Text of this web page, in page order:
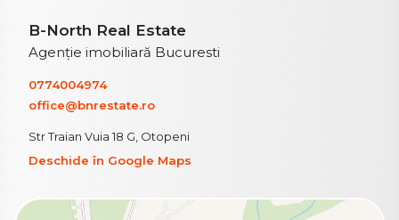
B-North Real Estate
Agenție imobiliară Bucuresti
0774004974
office@bnrestate.ro
Str Traian Vuia 18 G, Otopeni
Deschide în Google Maps